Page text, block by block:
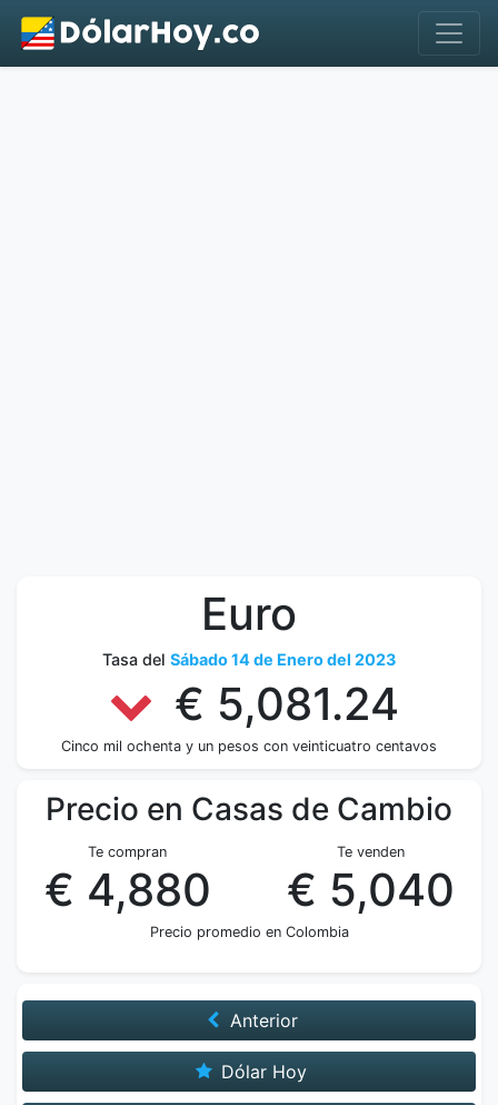
Euro
Tasa del Sábado 14 de Enero del 2023
€ 5,081.24
Cinco mil ochenta y un pesos con veinticuatro centavos
Precio en Casas de Cambio
Te compran
€ 4,880
Te venden
€ 5,040
Precio promedio en Colombia
Anterior
Dólar Hoy